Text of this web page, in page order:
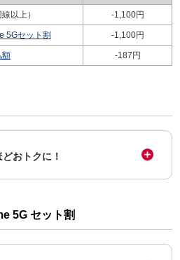
線以上） -1,100円
5Gセット割 -1,100円
額 -187円
おトクに！
5G セット割